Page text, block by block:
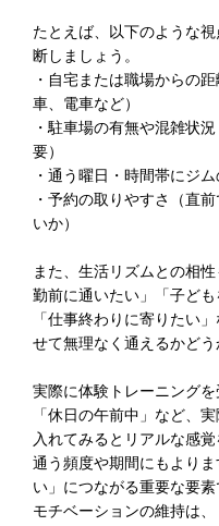
たとえば、以下のような
断しましょう。
・自宅または職場からの
車、電車など）
・駐車場の有無や混雑状
要）
・通う曜日・時間帯にジ
・予約の取りやすさ（直
いか）
また、生活リズムとの相
勤前に通いたい」「子ども
「仕事終わりに寄りたい
せて無理なく通えるかどう
実際に体験トレーニング
「休日の午前中」など、
入れてみるとリアルな感覚
通う頻度や期間にもより
い」につながる重要な要
モチベーションの維持は